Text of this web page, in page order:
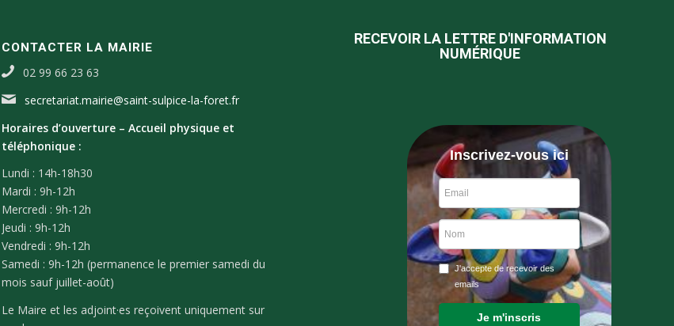
CONTACTER LA MAIRIE
02 99 66 23 63
secretariat.mairie@saint-sulpice-la-foret.fr
Horaires d’ouverture – Accueil physique et
téléphonique :
Lundi : 14h-18h30
Mardi : 9h-12h
Mercredi : 9h-12h
Jeudi : 9h-12h
Vendredi : 9h-12h
Samedi : 9h-12h (permanence le premier samedi du
mois sauf juillet-août)
Le Maire et les adjoint·es reçoivent uniquement sur
RECEVOIR LA LETTRE D'INFORMATION
NUMÉRIQUE
Inscrivez-vous ici
J'accepte de recevoir des
emails
Je m'inscris